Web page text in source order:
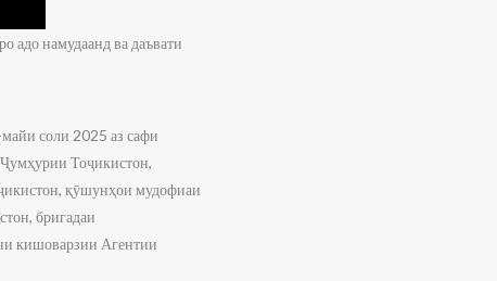
адо намудаанд ва даъвати
соли 2025 аз сафи
Тоҷикистон,
қӯшунҳои мудофиаи
бригадаи
кишоварзии Агентии